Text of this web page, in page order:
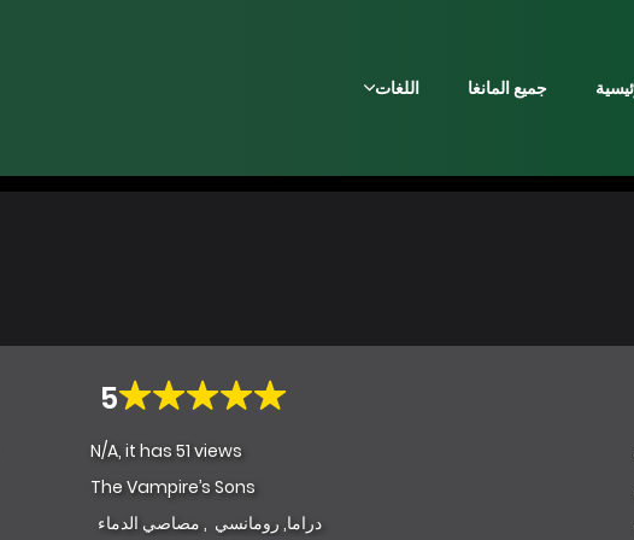
جميع المانغا اللغات
5
N/A, it has 51 views
The Vampire’s Sons
دراما, رومانسي , مصاصي الدماء